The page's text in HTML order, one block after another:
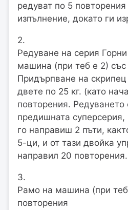
редуват по 5
изпълнение, докато ги
2.
Редуване на серия
машина (при теб е 2) със
Придърпване на
двете по 25 кг. (като
повторения. Редуването
предишната
го направиш 2 пъти,
5-ци, и от тази двойка
направил 20 повторения.
3.
Рамо на машина (при теб
повторения